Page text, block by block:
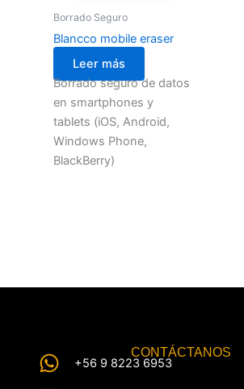
Borrado Seguro
Blancco mobile eraser
Leer más
Borrado seguro de datos
en smartphones y
tablets (iOS, Android,
Windows Phone,
BlackBerry)
CONTÁCTANOS
+56 9 8223 6953